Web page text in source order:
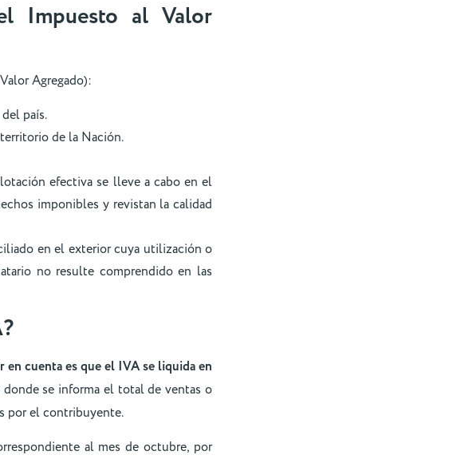
Impuesto al Valor
Agregado):
país.
de la Nación.
efectiva se lleve a cabo en el
imponibles y revistan la calidad
en el exterior cuya utilización o
no resulte comprendido en las
cuenta es que el IVA se liquida en
donde se informa el total de ventas o
por el contribuyente.
al mes de octubre, por